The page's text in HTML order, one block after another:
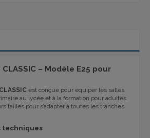
– Modèle E25 pour
est conçue pour équiper les salles
au lycée et à la formation pour adultes.
tailles pour s’adapter à toutes les tranches
techniques